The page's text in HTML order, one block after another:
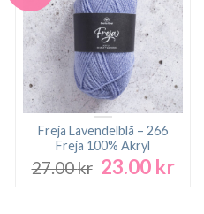
Freja Lavendelblå – 266
Freja 100% Akryl
27.00kr Det
23.00 krDet